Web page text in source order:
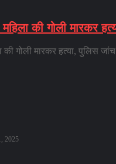
की गोली मारकर
की गोली मारकर हत्या, पुलिस
2025